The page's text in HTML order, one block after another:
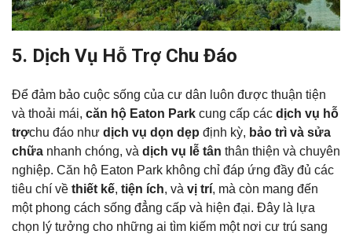
5. Dịch Vụ Hỗ Trợ Chu Đáo
Để đảm bảo cuộc sống của cư dân luôn được thuận tiện
và thoải mái, căn hộ Eaton Park cung cấp các dịch vụ hỗ
trợchu đáo như dịch vụ dọn dẹp định kỳ, bảo trì và sửa
chữa nhanh chóng, và dịch vụ lễ tân thân thiện và chuyên
nghiệp. Căn hộ Eaton Park không chỉ đáp ứng đầy đủ các
tiêu chí về thiết kế, tiện ích, và vị trí, mà còn mang đến
một phong cách sống đẳng cấp và hiện đại. Đây là lựa
chọn lý tưởng cho những ai tìm kiếm một nơi cư trú sang